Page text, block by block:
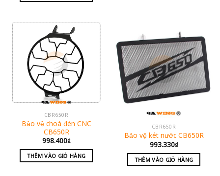
CBR650R
Bảo vệ choá đèn CNC
CB650R
998.400₫
THÊM VÀO GIỎ HÀNG
CBR650R
Bảo vệ két nước CB650R
993.330₫
THÊM VÀO GIỎ HÀNG